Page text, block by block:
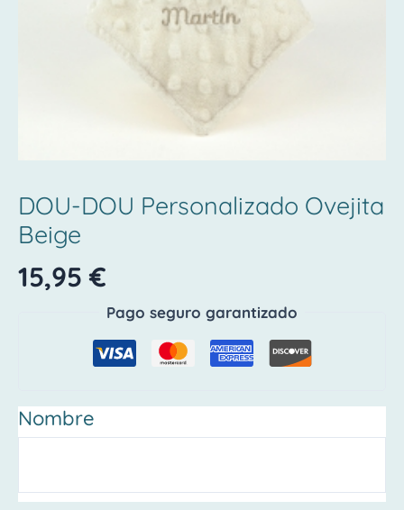
DOU-DOU Personalizado Ovejita
Beige
15,95€
Pago seguro garantizado
Nombre